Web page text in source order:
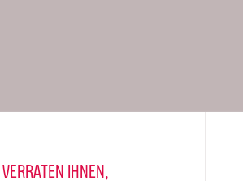
IHNEN,